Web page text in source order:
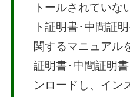
トールされていな
ト証明書･中間証
関するマニュアル
証明書･中間証明
ンロードし、イン